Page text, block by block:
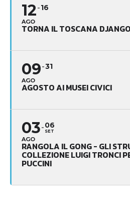
12
AGO
16
TORNA IL TOSCANA
09
AGO
31
AGOSTO AI MUSEI CIVICI
03
AGO
06
SET
RANGOLA IL GONG - GLI
COLLEZIONE LUIGI TRONCI
PUCCINI